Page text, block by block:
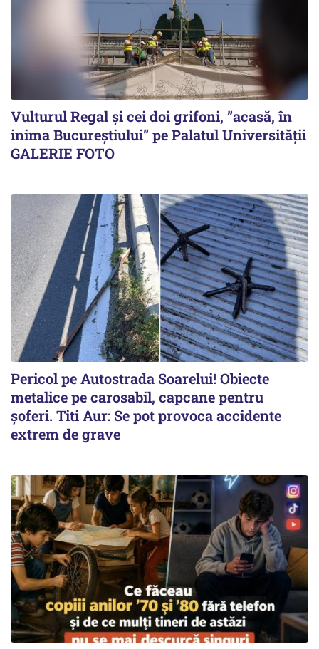
Vulturul Regal și cei doi grifoni, ”acasă, în
inima Bucureștiului” pe Palatul Universității
GALERIE FOTO
Pericol pe Autostrada Soarelui! Obiecte
metalice pe carosabil, capcane pentru
șoferi. Titi Aur: Se pot provoca accidente
extrem de grave